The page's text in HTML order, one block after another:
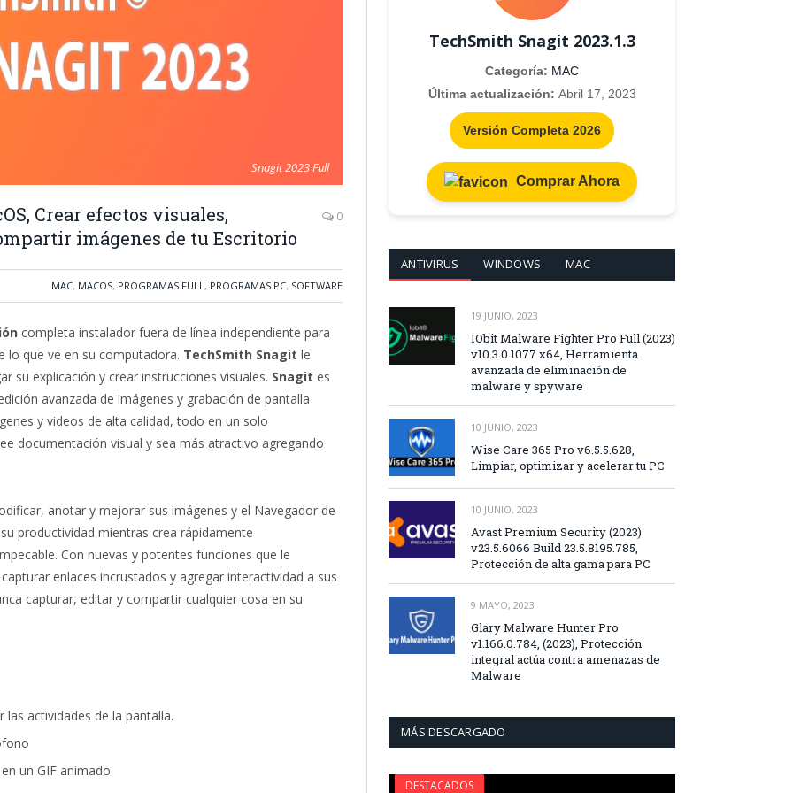
Snagit 2023 Full
Crear efectos visuales,
imágenes de tu Escritorio
0
MAC, MACOS, PROGRAMAS FULL, PROGRAMAS PC, SOFTWARE
completa instalador fuera de línea independiente para
lo que ve en su computadora. TechSmith Snagit le
su explicación y crear instrucciones visuales. Snagit es
avanzada de imágenes y grabación de pantalla
y videos de alta calidad, todo en un solo
documentación visual y sea más atractivo agregando
anotar y mejorar sus imágenes y el Navegador de
productividad mientras crea rápidamente
Con nuevas y potentes funciones que le
enlaces incrustados y agregar interactividad a sus
capturar, editar y compartir cualquier cosa en su
actividades de la pantalla.
un GIF animado
TechSmith Snagit 2023.1.3
Categoría: MAC
Última actualización: Abril 17, 2023
Versión Completa 2026
Comprar Ahora
ANTIVIRUS WINDOWS MAC
19 JUNIO, 2023
IObit Malware Fighter Pro Full (2023)
v10.3.0.1077 x64, Herramienta
avanzada de eliminación de
malware y spyware
10 JUNIO, 2023
Wise Care 365 Pro v6.5.5.628,
Limpiar, optimizar y acelerar tu PC
10 JUNIO, 2023
Avast Premium Security (2023)
v23.5.6066 Build 23.5.8195.785,
Protección de alta gama para PC
9 MAYO, 2023
Glary Malware Hunter Pro
v1.166.0.784, (2023), Protección
integral actúa contra amenazas de
Malware
MÁS DESCARGADO
DESTACADOS